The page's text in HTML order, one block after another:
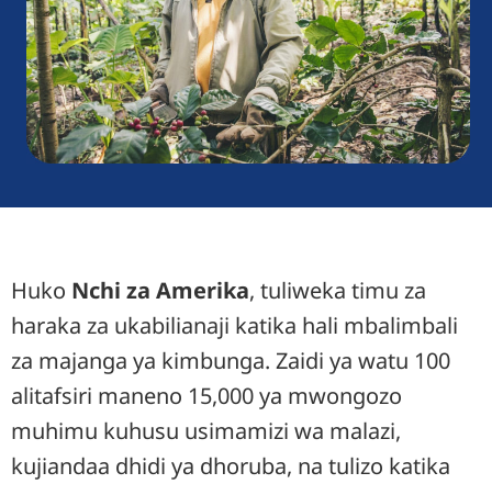
Huko Nchi za Amerika, tuliweka timu za
haraka za ukabilianaji katika hali mbalimbali
za majanga ya kimbunga. Zaidi ya watu 100
alitafsiri maneno 15,000 ya mwongozo
muhimu kuhusu usimamizi wa malazi,
kujiandaa dhidi ya dhoruba, na tulizo katika